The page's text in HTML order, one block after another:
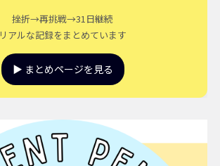
挫折→再挑戦→31日継続
リアルな記録をまとめています
▶ まとめページを見る